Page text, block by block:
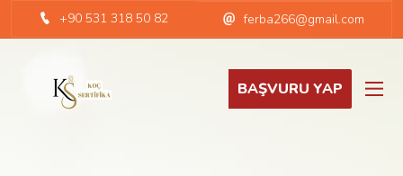
+90 531 318 50 82 ferba266@gmail.com
BAŞVURU YAP